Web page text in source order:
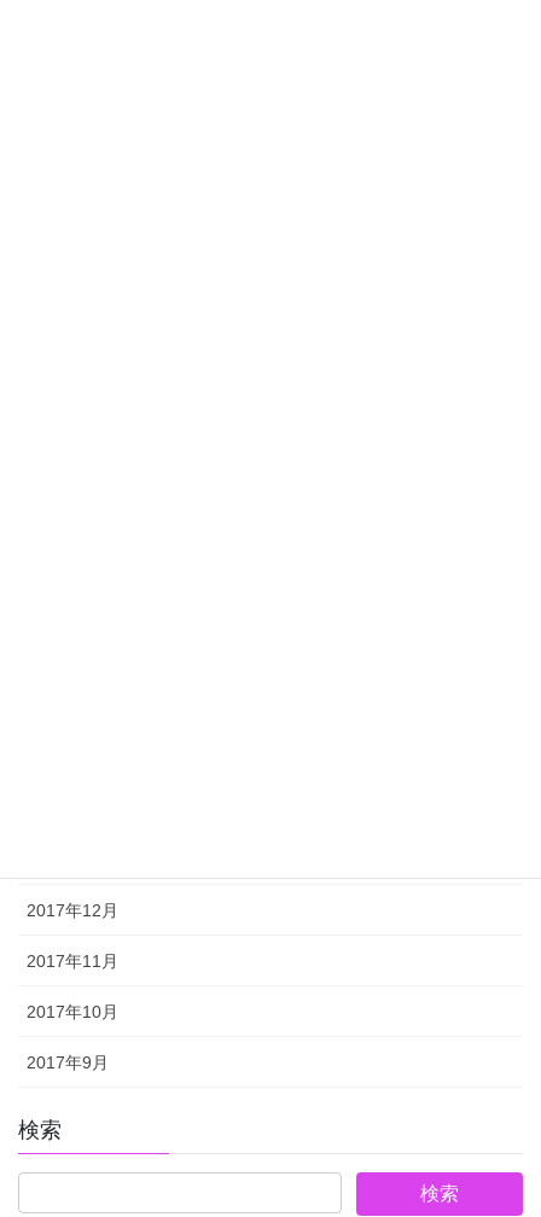
2017年12月
2017年11月
2017年10月
2017年9月
検索